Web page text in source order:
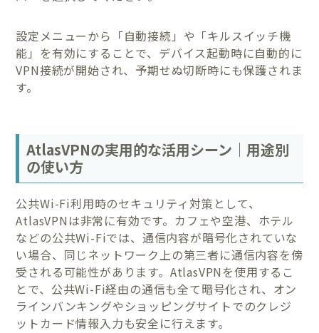
設定メニューから「自動接続」や「キルスイッチ機
能」を有効にすることで、デバイス起動時に自動的に
VPN接続が開始され、予期せぬ切断時にも保護されま
す。
AtlasVPNの実用的な活用シーン｜用途別
の使い方
公共Wi-Fi利用時のセキュリティ対策として、
AtlasVPNは非常に有効です。カフェや空港、ホテル
などの公共Wi-Fiでは、通信内容が暗号化されていな
い場合、同じネットワーク上の第三者に通信内容を傍
受される可能性があります。AtlasVPNを使用するこ
とで、公共Wi-Fi経由の通信も全て暗号化され、オン
ラインバンキングやショッピングサイトでのクレジ
ットカード情報入力も安全に行えます。